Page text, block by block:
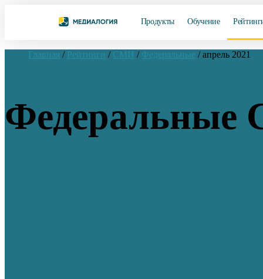
Продукты Обучение
Главная / Рейтинги / СМИ / Федеральные / апрель 2021
Федеральные